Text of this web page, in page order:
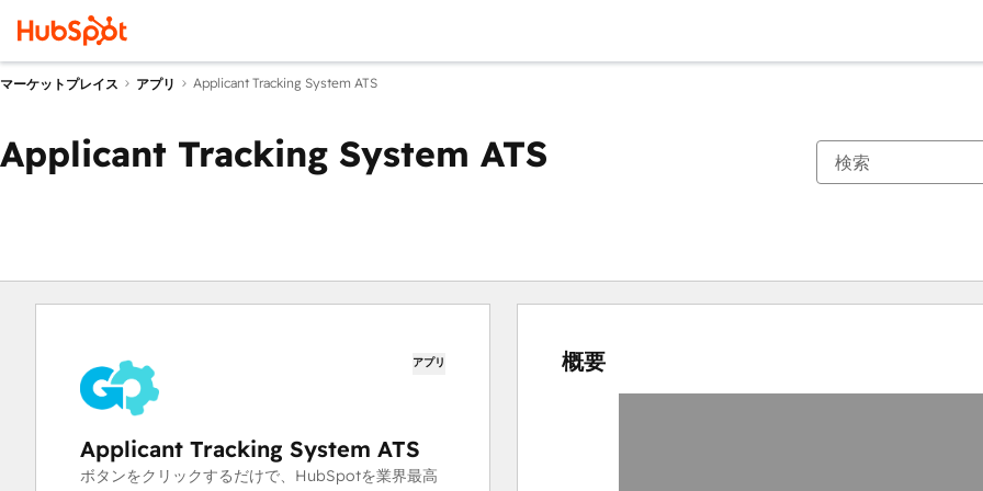
マーケットプレイス アプリ Applicant Tracking System ATS
Applicant Tracking System ATS
アプリ
Applicant Tracking System ATS
ボタンをクリックするだけで、HubSpotを業界最高
概要